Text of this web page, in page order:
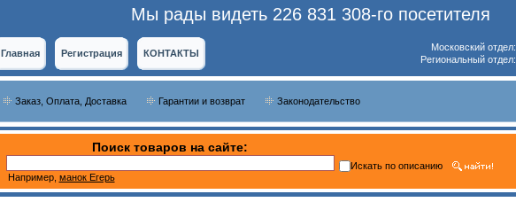
Мы рады видеть 226 831 308-го посетителя
Главная Регистрация КОНТАКТЫ
Московский отдел:
Региональный отдел:
Заказ, Оплата, Доставка Гарантии и возврат Законодательство
Поиск товаров на сайте:
Например, манок Егерь
Искать по описанию